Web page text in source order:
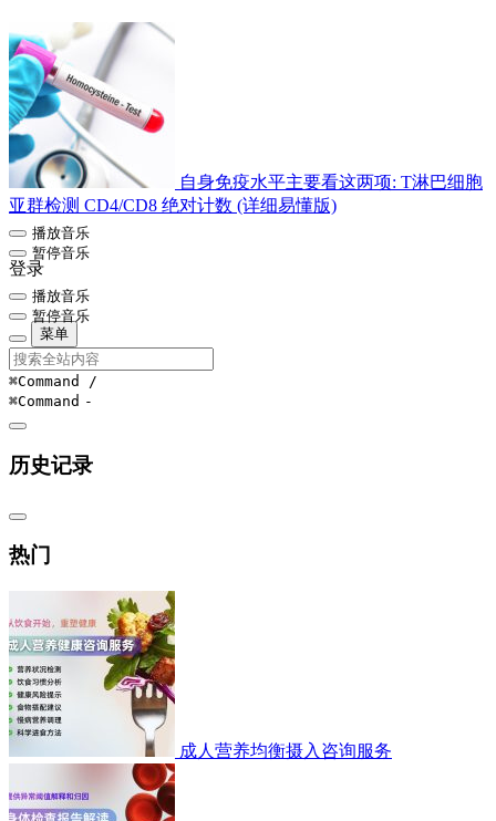
自身免疫水平主要看这两项: T淋巴细胞
亚群检测 CD4/CD8 绝对计数 (详细易懂版)
播放音乐
暂停音乐
登录
播放音乐
暂停音乐
菜单
⌘Command /
⌘Command -
历史记录
热门
成人营养均衡摄入咨询服务